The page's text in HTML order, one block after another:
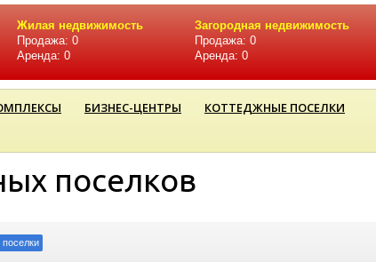
Жилая недвижимость
Продажа: 0
Аренда: 0
Загородная недвижимость
Продажа: 0
Аренда: 0
БИЗНЕС-ЦЕНТРЫ
КОТТЕДЖНЫЕ ПОСЕЛКИ
поселков